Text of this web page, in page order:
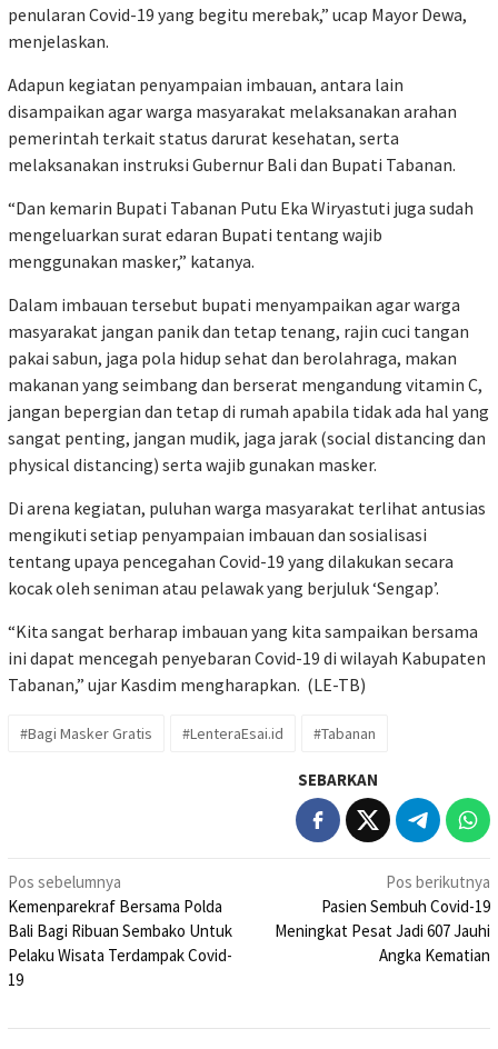
penularan Covid-19 yang begitu merebak,” ucap Mayor Dewa,
menjelaskan.
Adapun kegiatan penyampaian imbauan, antara lain
disampaikan agar warga masyarakat melaksanakan arahan
pemerintah terkait status darurat kesehatan, serta
melaksanakan instruksi Gubernur Bali dan Bupati Tabanan.
“Dan kemarin Bupati Tabanan Putu Eka Wiryastuti juga sudah
mengeluarkan surat edaran Bupati tentang wajib
menggunakan masker,” katanya.
Dalam imbauan tersebut bupati menyampaikan agar warga
masyarakat jangan panik dan tetap tenang, rajin cuci tangan
pakai sabun, jaga pola hidup sehat dan berolahraga, makan
makanan yang seimbang dan berserat mengandung vitamin C,
jangan bepergian dan tetap di rumah apabila tidak ada hal yang
sangat penting, jangan mudik, jaga jarak (social distancing dan
physical distancing) serta wajib gunakan masker.
Di arena kegiatan, puluhan warga masyarakat terlihat antusias
mengikuti setiap penyampaian imbauan dan sosialisasi
tentang upaya pencegahan Covid-19 yang dilakukan secara
kocak oleh seniman atau pelawak yang berjuluk ‘Sengap’.
“Kita sangat berharap imbauan yang kita sampaikan bersama
ini dapat mencegah penyebaran Covid-19 di wilayah Kabupaten
Tabanan,” ujar Kasdim mengharapkan. (LE-TB)
#Bagi Masker Gratis #LenteraEsai.id #Tabanan
SEBARKAN
Navigasi
pos
Pos sebelumnya
Kemenparekraf Bersama Polda
Bali Bagi Ribuan Sembako Untuk
Pelaku Wisata Terdampak Covid-
19
Pos berikutnya
Pasien Sembuh Covid-19
Meningkat Pesat Jadi 607 Jauhi
Angka Kematian